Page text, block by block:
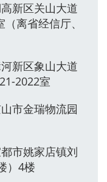
新区关山大道
离省经信厅、
新区象山大道
2022室
市金瑞物流园
市姚家店镇刘
）4楼